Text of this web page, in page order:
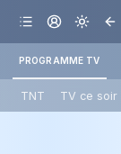
PROGRAMME TV
TNT TV ce soir